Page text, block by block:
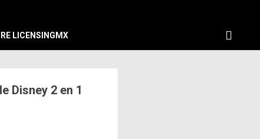
LICENSINGMX
Disney 2 en 1